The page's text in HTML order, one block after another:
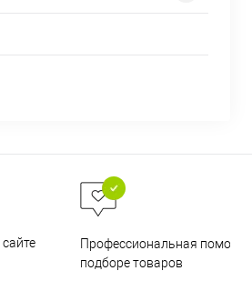
Профессиональная помощь
подборе товаров